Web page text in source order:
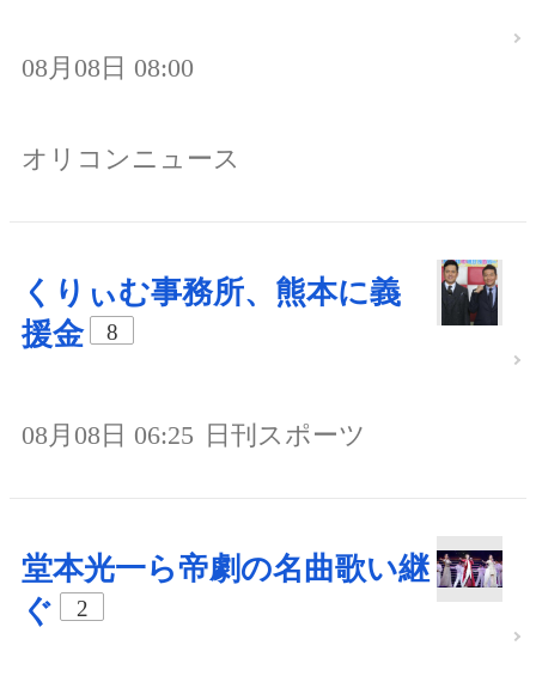
08月08日 08:00
オリコンニュース
くりぃむ事務所、熊本に義
援金
8
08月08日 06:25 日刊スポーツ
堂本光一ら帝劇の名曲歌い継
ぐ
2